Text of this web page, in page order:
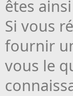
êtes
Si vous
fournir
vous le